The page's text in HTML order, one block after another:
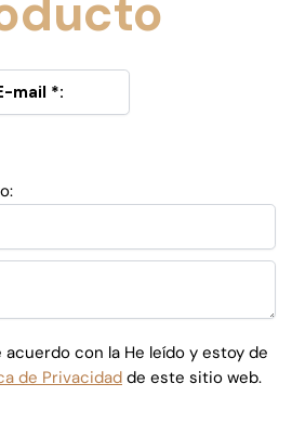
acuerdo con la He leído y estoy de
de Privacidad de este sitio web.